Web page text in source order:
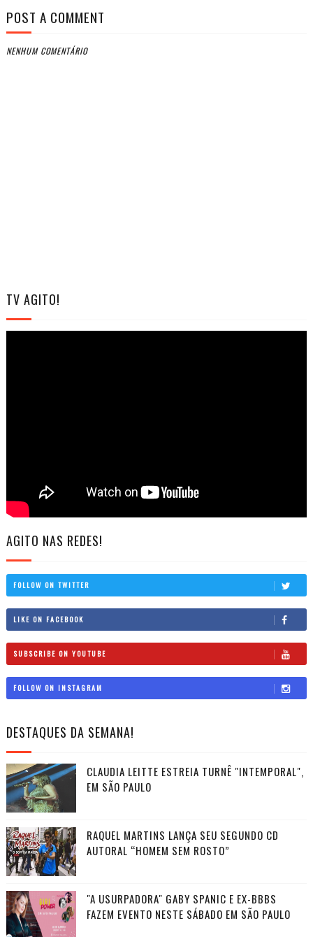
POST A COMMENT
NENHUM COMENTÁRIO
TV AGITO!
AGITO NAS REDES!
FOLLOW ON TWITTER
LIKE ON FACEBOOK
SUBSCRIBE ON YOUTUBE
FOLLOW ON INSTAGRAM
DESTAQUES DA SEMANA!
CLAUDIA LEITTE ESTREIA TURNÊ "INTEMPORAL",
EM SÃO PAULO
RAQUEL MARTINS LANÇA SEU SEGUNDO CD
AUTORAL “HOMEM SEM ROSTO”
"A USURPADORA" GABY SPANIC E EX-BBBS
FAZEM EVENTO NESTE SÁBADO EM SÃO PAULO